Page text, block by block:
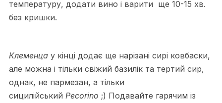
температуру, додати вино і варити ще 10-15 хв.
без кришки.
Клеменца у кінці додає ще нарізані сирі ковбаски,
але можна і тільки свіжий базилік та тертий сир,
однак, не пармезан, а тільки
сицилійський Pecorino ;) Подавайте гарячим із